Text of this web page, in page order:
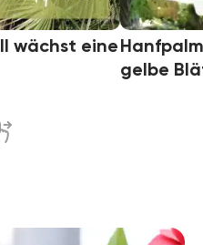
wächst eine
gelbe